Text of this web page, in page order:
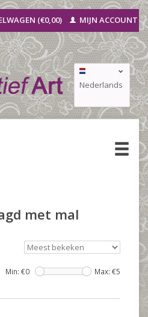
(€0,00) MIJN ACCOUNT
Nederlands
Deutsch
met mal
Min: €0 Max: €5